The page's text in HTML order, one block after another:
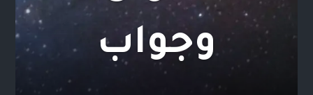
وجواب